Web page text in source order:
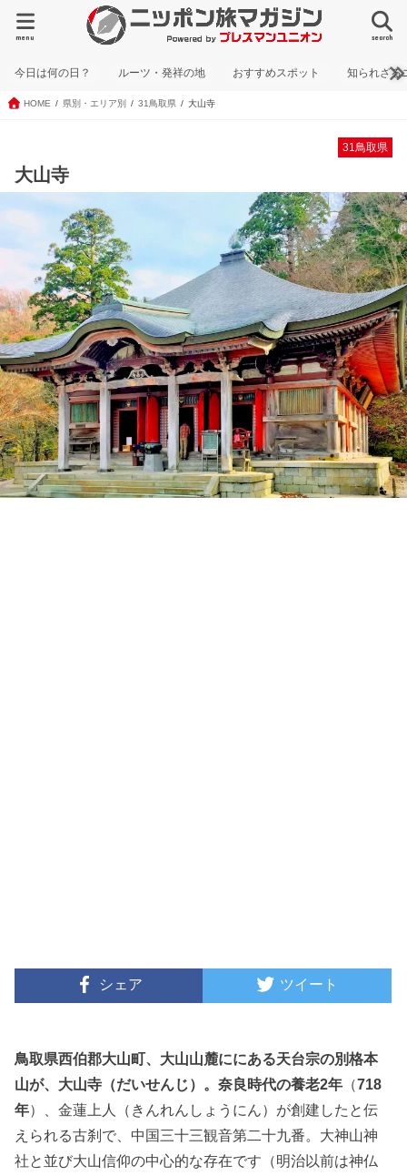
search
menu
今日は何の日？ ルーツ・発祥の地 おすすめスポット 知られざる
HOME 県別・エリア別 31鳥取県 大山寺
31鳥取県
大山寺
シェア ツイート
鳥取県西伯郡大山町、大山山麓ににある天台宗の別格本
山が、大山寺（だいせんじ）。奈良時代の養老2年 （718
年）、金蓮上人（きんれんしょうにん）が創建したと伝
えられる古刹で、中国三十三観音第二十九番。大神山神
社と並び大山信仰の中心的な存在です（明治以前は神仏